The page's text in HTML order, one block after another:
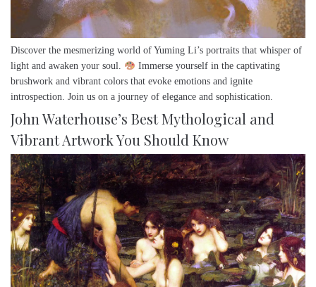
Discover the mesmerizing world of Yuming Li’s portraits that whisper of
light and awaken your soul.
Immerse yourself in the captivating
brushwork and vibrant colors that evoke emotions and ignite
introspection. Join us on a journey of elegance and sophistication.
John Waterhouse’s Best Mythological and
Vibrant Artwork You Should Know